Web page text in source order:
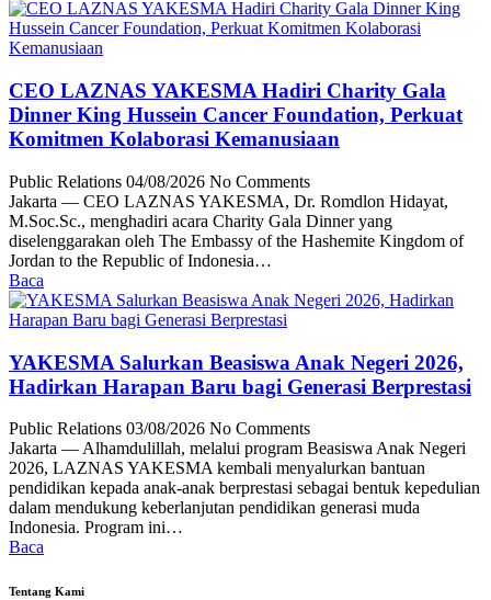
CEO LAZNAS YAKESMA Hadiri Charity Gala
Dinner King Hussein Cancer Foundation, Perkuat
Komitmen Kolaborasi Kemanusiaan
Public Relations 04/08/2026 No Comments
Jakarta — CEO LAZNAS YAKESMA, Dr. Romdlon Hidayat,
M.Soc.Sc., menghadiri acara Charity Gala Dinner yang
diselenggarakan oleh The Embassy of the Hashemite Kingdom of
Jordan to the Republic of Indonesia…
Baca
YAKESMA Salurkan Beasiswa Anak Negeri 2026,
Hadirkan Harapan Baru bagi Generasi Berprestasi
Public Relations 03/08/2026 No Comments
Jakarta — Alhamdulillah, melalui program Beasiswa Anak Negeri
2026, LAZNAS YAKESMA kembali menyalurkan bantuan
pendidikan kepada anak-anak berprestasi sebagai bentuk kepedulian
dalam mendukung keberlanjutan pendidikan generasi muda
Indonesia. Program ini…
Baca
Tentang Kami